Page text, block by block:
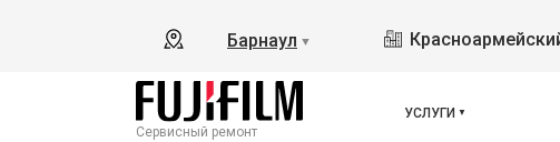
Барнаул ▼
Сервисный ремонт
УСЛУГИ